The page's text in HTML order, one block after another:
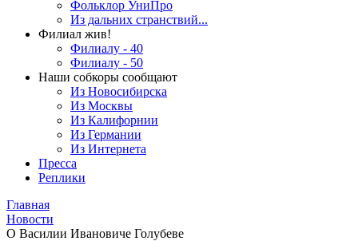
Фольклор УниПро
Из дальних странствий...
Филиал жив!
Филиалу - 40
Филиалу - 50
Наши собкоры сообщают
Из Новосибирска
Из Москвы
Из Калифорнии
Из Германии
Из Интернета
Пресса
Реплики
Главная
Новости
О Василии Ивановиче Голубеве